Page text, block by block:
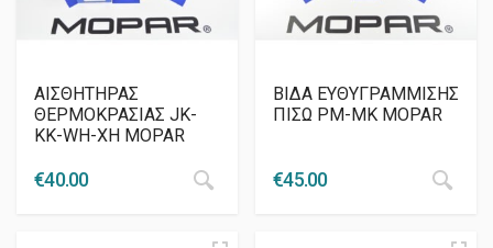
AIΣΘΗΤΗΡΑΣ
ΘΕΡΜΟΚΡΑΣΙΑΣ JK-
KK-WH-XH MOPAR
€40.00
ΒΙΔΑ ΕΥΘΥΓΡΑΜΜΙΣΗΣ
ΠΙΣΩ PM-MK MOPAR
€45.00